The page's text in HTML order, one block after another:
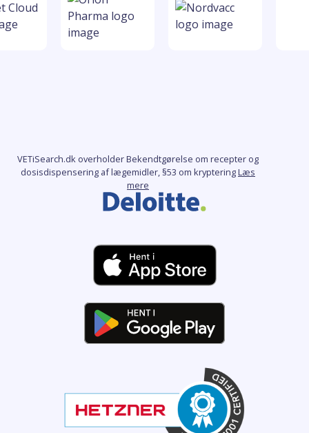
VETiSearch.dk overholder Bekendtgørelse om recepter og
dosisdispensering af lægemidler, §53 om krypteringLæs
mere